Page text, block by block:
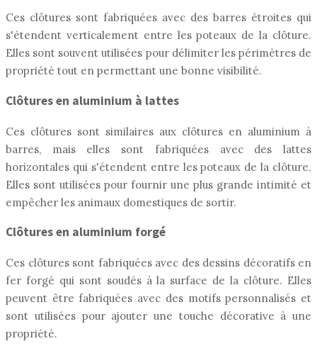
Ces clôtures sont fabriquées avec des barres étroites qui
s'étendent verticalement entre les poteaux de la clôture.
Elles sont souvent utilisées pour délimiter les périmètres de
propriété tout en permettant une bonne visibilité.
Clôtures en aluminium à lattes
Ces clôtures sont similaires aux clôtures en aluminium à
barres, mais elles sont fabriquées avec des lattes
horizontales qui s'étendent entre les poteaux de la clôture.
Elles sont utilisées pour fournir une plus grande intimité et
empêcher les animaux domestiques de sortir.
Clôtures en aluminium forgé
Ces clôtures sont fabriquées avec des dessins décoratifs en
fer forgé qui sont soudés à la surface de la clôture. Elles
peuvent être fabriquées avec des motifs personnalisés et
sont utilisées pour ajouter une touche décorative à une
propriété.